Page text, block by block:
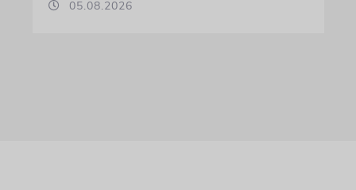
05.08.2026